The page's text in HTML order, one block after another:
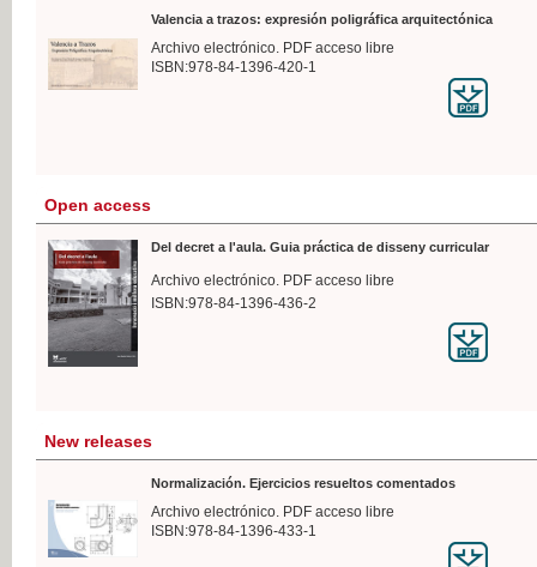
Valencia a trazos: expresión poligráfica arquitectónica
Archivo electrónico. PDF acceso libre
ISBN:978-84-1396-420-1
Open access
Del decret a l'aula. Guia práctica de disseny curricular
Archivo electrónico. PDF acceso libre
ISBN:978-84-1396-436-2
New releases
Normalización. Ejercicios resueltos comentados
Archivo electrónico. PDF acceso libre
ISBN:978-84-1396-433-1